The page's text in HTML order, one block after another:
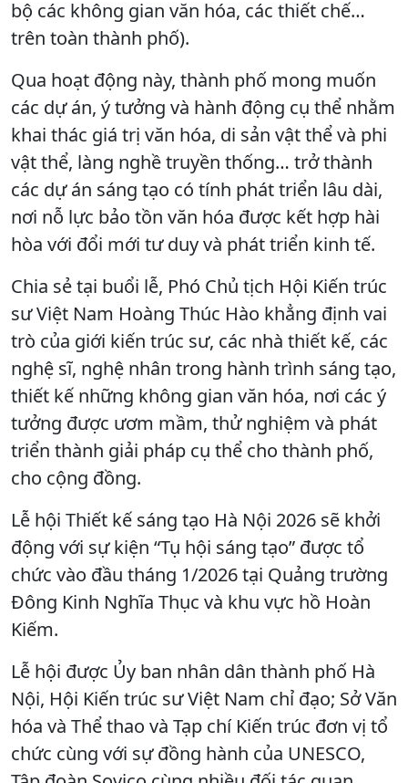
bộ các không gian văn hóa, các thiết chế…
trên toàn thành phố).
Qua hoạt động này, thành phố mong muốn
các dự án, ý tưởng và hành động cụ thể nhằm
khai thác giá trị văn hóa, di sản vật thể và phi
vật thể, làng nghề truyền thống… trở thành
các dự án sáng tạo có tính phát triển lâu dài,
nơi nỗ lực bảo tồn văn hóa được kết hợp hài
hòa với đổi mới tư duy và phát triển kinh tế.
Chia sẻ tại buổi lễ, Phó Chủ tịch Hội Kiến trúc
sư Việt Nam Hoàng Thúc Hào khẳng định vai
trò của giới kiến trúc sư, các nhà thiết kế, các
nghệ sĩ, nghệ nhân trong hành trình sáng tạo,
thiết kế những không gian văn hóa, nơi các ý
tưởng được ươm mầm, thử nghiệm và phát
triển thành giải pháp cụ thể cho thành phố,
cho cộng đồng.
Lễ hội Thiết kế sáng tạo Hà Nội 2026 sẽ khởi
động với sự kiện “Tụ hội sáng tạo” được tổ
chức vào đầu tháng 1/2026 tại Quảng trường
Đông Kinh Nghĩa Thục và khu vực hồ Hoàn
Kiếm.
Lễ hội được Ủy ban nhân dân thành phố Hà
Nội, Hội Kiến trúc sư Việt Nam chỉ đạo; Sở Văn
hóa và Thể thao và Tạp chí Kiến trúc đơn vị tổ
chức cùng với sự đồng hành của UNESCO,